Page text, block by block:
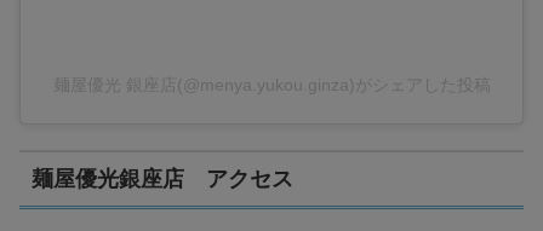
麺屋優光 銀座店(@menya.yukou.ginza)がシェアした投稿
麺屋優光銀座店 アクセス